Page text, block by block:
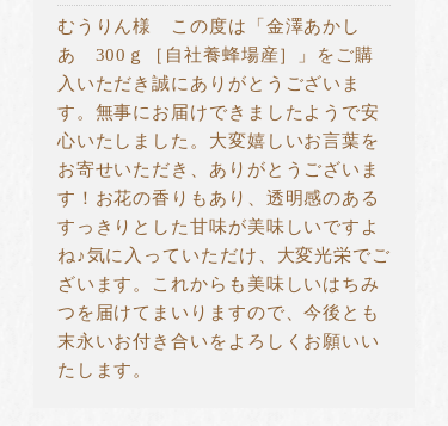
むうりん様 この度は「金澤あかし
あ 300ｇ［自社養蜂場産］」をご購
入いただき誠にありがとうございま
す。無事にお届けできましたようで安
心いたしました。大変嬉しいお言葉を
お寄せいただき、ありがとうございま
す！お花の香りもあり、透明感のある
すっきりとした甘味が美味しいですよ
ね♪気に入っていただけ、大変光栄でご
ざいます。これからも美味しいはちみ
つを届けてまいりますので、今後とも
末永いお付き合いをよろしくお願いい
たします。